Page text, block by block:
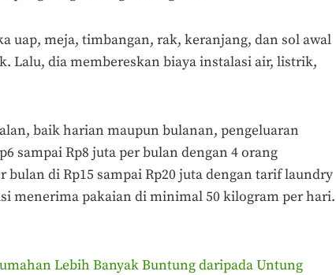
uap, meja, timbangan, rak, keranjang, dan sol awal
Lalu, dia membereskan biaya instalasi air, listrik,
baik harian maupun bulanan, pengeluaran
sampai Rp8 juta per bulan dengan 4 orang
bulan di Rp15 sampai Rp20 juta dengan tarif laundry
menerima pakaian di minimal 50 kilogram per hari.
Lebih Banyak Buntung daripada Untung